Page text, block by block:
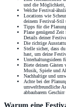
und die Möglichkeit,
Welche Festival-
Locations wie
deinem Festival-Stil
Tipps für die
Plane genügend
Details deiner
Die richtige
Stelle sicher, dass
hast, um deine
Unterhaltungsideen
Biete deinen Gästen
Musik, Spiele und
Nachhaltige und
Achte bei der
umweltfreundliche
abbaubarem
Warum eine